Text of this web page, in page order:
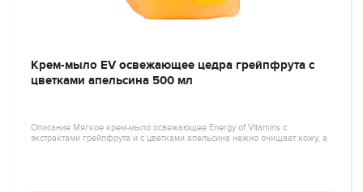
Крем-мыло EV освежающее цедра грейпфрута с
цветками апельсина 500 мл
Описание Мягкое крем-мыло освежающее Energy of Vitamins с
экстрактами грейпфрута и с цветками апельсина нежно очищает кожу, а